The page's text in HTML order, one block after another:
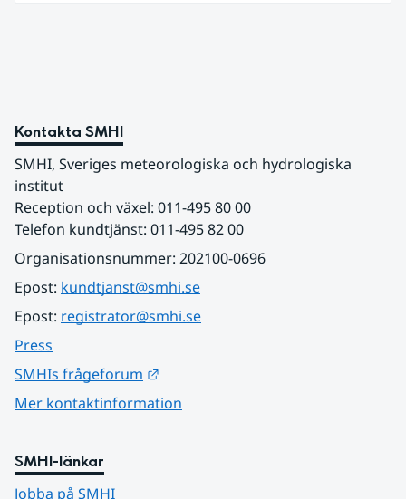
Kontakta SMHI
SMHI, Sveriges meteorologiska och hydrologiska
institut
Reception och växel: 011-495 80 00
Telefon kundtjänst: 011-495 82 00
Organisationsnummer: 202100-0696
Epost: kundtjanst@smhi.se
Epost: registrator@smhi.se
Press
SMHIs frågeforum
Mer kontaktinformation
SMHI-länkar
Jobba på SMHI